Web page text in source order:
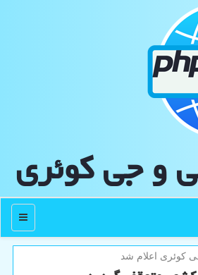
و جی كوئری
منو
كوئری اعلام شد